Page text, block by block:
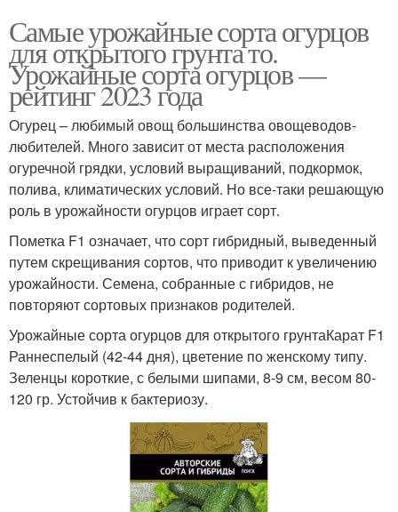
Самые урожайные сорта огурцов
для открытого грунта то.
Урожайные сорта огурцов —
рейтинг 2023 года
Огурец – любимый овощ большинства овощеводов-
любителей. Много зависит от места расположения
огуречной грядки, условий выращиваний, подкормок,
полива, климатических условий. Но все-таки решающую
роль в урожайности огурцов играет сорт.
Пометка F1 означает, что сорт гибридный, выведенный
путем скрещивания сортов, что приводит к увеличению
урожайности. Семена, собранные с гибридов, не
повторяют сортовых признаков родителей.
Урожайные сорта огурцов для открытого грунтаКарат F1
Раннеспелый (42-44 дня), цветение по женскому типу.
Зеленцы короткие, с белыми шипами, 8-9 см, весом 80-
120 гр. Устойчив к бактериозу.